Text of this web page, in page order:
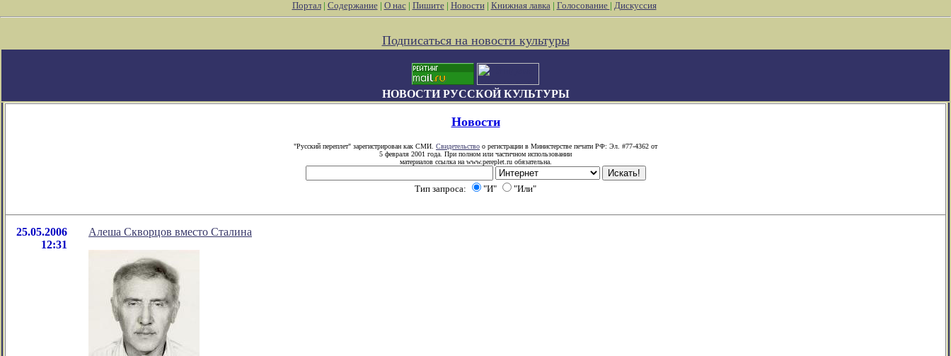
Портал| Содержание| О нас| Пишите| Новости| Книжная лавка| Голосование | Дискуссия
Подписаться на новости культуры
НОВОСТИ РУССКОЙ КУЛЬТУРЫ
Новости
"Русский переплет" зарегистрирован как СМИ. Свидетельство о регистрации в Министерстве печати РФ: Эл. #77-4362 от
5 февраля 2001 года. При полном или частичном использовании
материалов ссылка на www.pereplet.ru обязательна.
Тип запроса: "И" "Или"
25.05.2006
12:31
Алеша Скворцов вместо Сталина